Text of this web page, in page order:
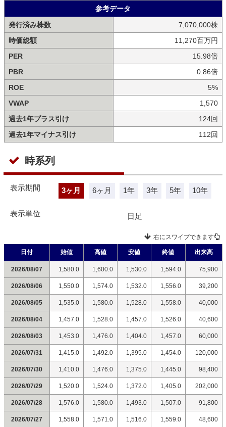
参考データ
発行済み株数
7,070,000株
時価総額
11,270百万円
PER
15.98倍
PBR
0.86倍
ROE
5%
VWAP
1,570
過去1年プラス引け
124回
過去1年マイナス引け
112回
時系列
表示期間 3ヶ月 6ヶ月 1年 3年 5年 10年
表示単位 日足
右にスワイプできます
日付 始値 高値 安値 終値 出来高
2026/08/07 1,580.0 1,600.0 1,530.0 1,594.0 75,900
2026/08/06 1,550.0 1,574.0 1,532.0 1,556.0 39,200
2026/08/05 1,535.0 1,580.0 1,528.0 1,558.0 40,000
2026/08/04 1,457.0 1,528.0 1,457.0 1,526.0 40,600
2026/08/03 1,453.0 1,476.0 1,404.0 1,457.0 60,000
2026/07/31 1,415.0 1,492.0 1,395.0 1,454.0 120,000
2026/07/30 1,410.0 1,476.0 1,375.0 1,445.0 98,400
2026/07/29 1,520.0 1,524.0 1,372.0 1,405.0 202,000
2026/07/28 1,576.0 1,580.0 1,493.0 1,507.0 91,800
2026/07/27 1,558.0 1,571.0 1,516.0 1,559.0 48,600